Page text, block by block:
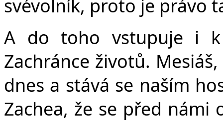
svévolník, proto je právo
A do toho vstupuje i k
Zachránce životů.
dnes a stává se naším
Zachea, že se před námi